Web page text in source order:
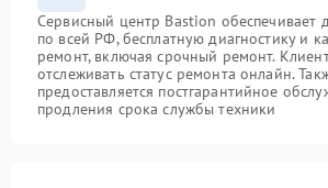
Сервисный центр Bastion обеспечивает
по всей РФ, бесплатную диагностику и
ремонт, включая срочный ремонт.
отслеживать статус ремонта онлайн.
предоставляется постгарантийное
продления срока службы техники